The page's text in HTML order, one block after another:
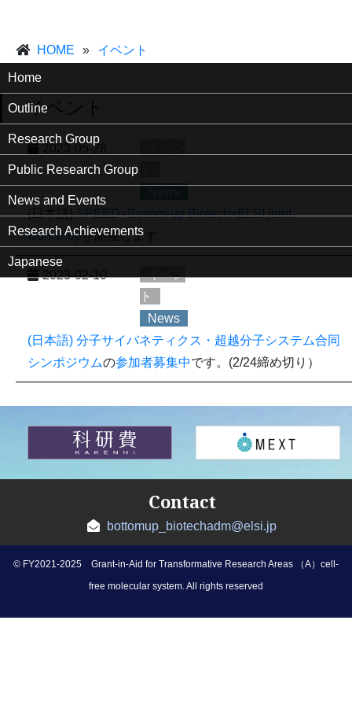
Home
Outline
Research Group
Public Research Group
News and Events
Research Achievements
Japanese
HOME » イベント
イベント
2023-05-28
(日本語)SPEED×Bottom-up Biotech×ELSI joint
workshopを開催します。
2023-02-10
イベン
ト
News
(日本語) 分子サイバネティクス・超越分子システム合同
シンポジウムの参加者募集中です。(2/24締め切り）
Contact
bottomup_biotechadm@elsi.jp
© FY2021-2025 Grant-in-Aid for Transformative Research Areas （A）cell-
free molecular system. All rights reserved